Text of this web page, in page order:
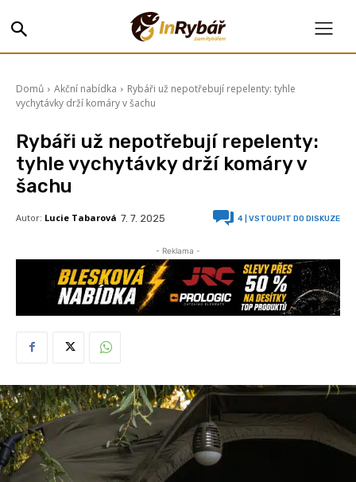
Domů Akční nabídka
Rybáři už nepotřebují repelenty: tyhle
vychytávky drží komáry v šachu
Rybáři už nepotřebují repelenty:
tyhle vychytávky drží komáry v
šachu
Autor: Lucie Tabarová 7. 7. 2025 4 | VSTOUPIT DO DISKUZE
- Reklama -